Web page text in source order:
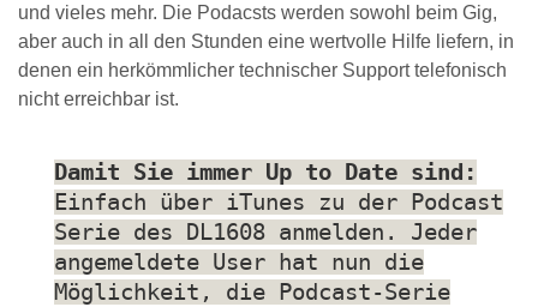
und vieles mehr. Die Podacsts werden sowohl beim Gig,
aber auch in all den Stunden eine wertvolle Hilfe liefern, in
denen ein herkömmlicher technischer Support telefonisch
nicht erreichbar ist.
Damit Sie immer Up to Date sind:
Einfach über iTunes zu der Podcast
Serie des DL1608 anmelden. Jeder
angemeldete User hat nun die
Möglichkeit, die Podcast-Serie